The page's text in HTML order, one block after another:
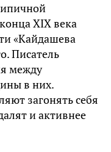
XIX века
«Кайдашева
Писатель
между
в них.
загонять себя
и активнее